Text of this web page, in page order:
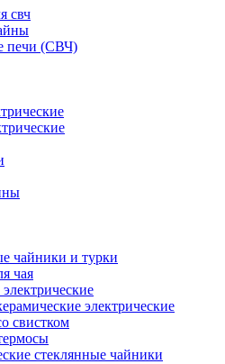
свч
печи (СВЧ)
чайники и турки
чая
электрические
свистком
стеклянные чайники